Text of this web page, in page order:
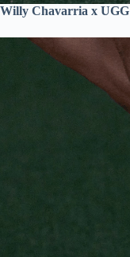
Willy Chavarria x UGG